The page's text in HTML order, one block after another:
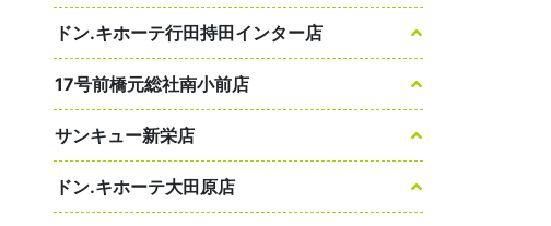
ドン.キホーテ行田持田インター店
17号前橋元総社南小前店
サンキュー新栄店
ドン.キホーテ大田原店